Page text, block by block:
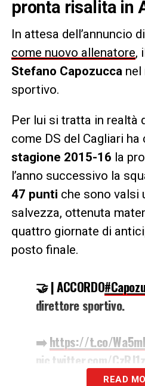
pronta risalita in
In attesa dell’annuncio di
come nuovo allenatore,
Stefano Capozuccanel
sportivo.
Per lui si tratta in realtà
come DS del Cagliari
stagione 2015-16 la
l’anno successivo la
47 punti che sono valsi
salvezza, ottenuta
quattro giornate di
posto finale.
🤝 | ACCORDO
direttore sportivo.
➡️https://t.co/
pic.twitter.com/
READ